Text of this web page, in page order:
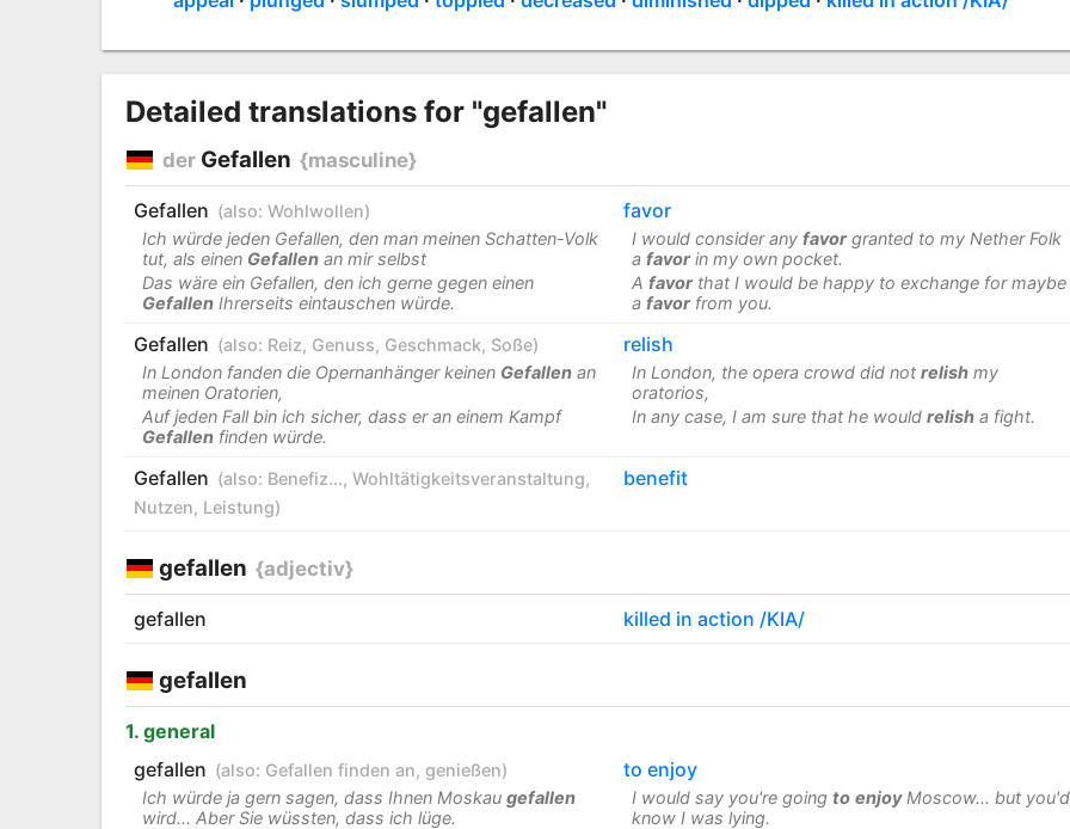
Detailed translations for "gefallen"
derGefallen {masculine}
Gefallen (also: Wohlwollen) favor
Ich würde jeden Gefallen, den man meinen Schatten-Volk
tut, als einen Gefallenan mir selbst
I would consider any favorgranted to my Nether Folk
a favorin my own pocket.
Das wäre ein Gefallen, den ich gerne gegen einen
GefallenIhrerseits eintauschen würde.
A favorthat I would be happy to exchange for maybe
a favorfrom you.
Gefallen (also: Reiz, Genuss, Geschmack, Soße) relish
In London fanden die Opernanhänger keinen Gefallenan
meinen Oratorien,
In London, the opera crowd did not relishmy
oratorios,
Auf jeden Fall bin ich sicher, dass er an einem Kampf
Gefallenfinden würde.
In any case, I am sure that he would relisha fight.
Gefallen (also: Benefiz..., Wohltätigkeitsveranstaltung,
Nutzen, Leistung)
benefit
gefallen {adjectiv}
gefallen killed in action /KIA/
gefallen
1. general
gefallen (also: Gefallen finden an, genießen) to enjoy
Ich würde ja gern sagen, dass Ihnen Moskau gefallen
wird... Aber Sie wüssten, dass ich lüge.
I would say you're going to enjoyMoscow... but you'd
know I was lying.